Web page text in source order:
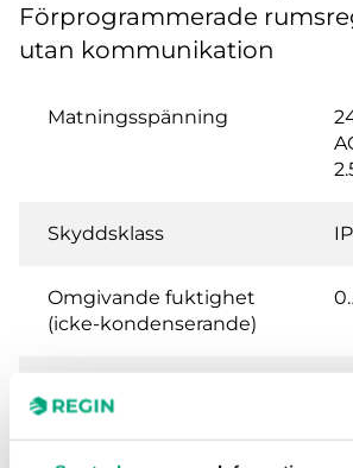
Förprogrammerade
utan kommunikation
Matningsspänning
Skyddsklass
Omgivande fuktighet
(icke-kondenserande)